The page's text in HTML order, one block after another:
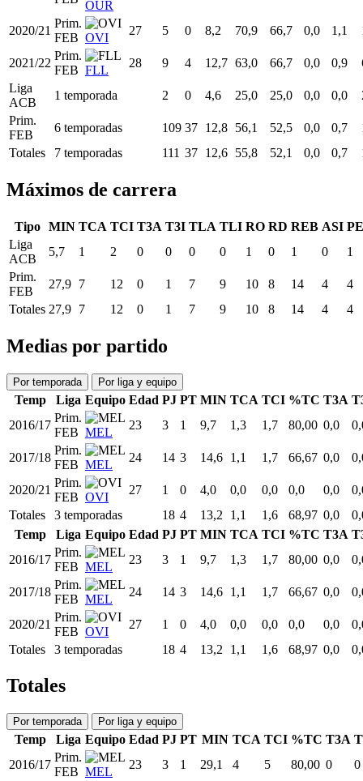
OUR
2020/21
Prim.
FEB OVI
27 5 0 8,2 70,9 66,7 0,0 1,1
2021/22
Prim.
FEB FLL
28 9 4 12,7 63,0 66,7 0,0 0,9
Liga
ACB
1 temporada 2 0 4,6 25,0 25,0 0,0 0,0
Prim.
FEB
6 temporadas 109 37 12,8 56,1 52,5 0,0 0,7
Totales
7 temporadas 111 37 12,6 55,8 52,1 0,0 0,7
Máximos de carrera
Tipo MIN TCA TCI T3A T3I TLA TLI RO RD REB ASI
Liga
ACB
5,7 1 2 0 0 0 0 1 0 1 0
1
Prim.
FEB
27,9 7 12 0 1 7 9 10 8 14 4
4
Totales 27,9 7 12 0 1 7 9 10 8 14 4 4
Medias por partido
Por temporada Por liga y equipo
Temp Liga Equipo Edad PJ PT MIN TCA TCI %TC T3A
2016/17
Prim.
FEB MEL
23 3 1 9,7 1,3 1,7 80,00 0,0
2017/18
Prim.
FEB MEL
24 14 3 14,6 1,1 1,7 66,67 0,0
2020/21
Prim.
FEB OVI
27 1 0 4,0 0,0 0,0 0,0 0,0
Totales
3 temporadas 18 4 13,2 1,1 1,6 68,97 0,0
Temp
Liga Equipo Edad PJ PT MIN TCA TCI %TC T3A
2016/17
Prim.
FEB MEL
23 3 1 9,7 1,3 1,7 80,00 0,0
2017/18
Prim.
FEB MEL
24 14 3 14,6 1,1 1,7 66,67 0,0
2020/21
Prim.
FEB OVI
27 1 0 4,0 0,0 0,0 0,0 0,0
Totales
3 temporadas 18 4 13,2 1,1 1,6 68,97 0,0
Totales
Por temporada Por liga y equipo
Temp Liga Equipo Edad PJ PT MIN TCA TCI %TC T3A
2016/17
Prim.
FEB MEL
23 3 1 29,1 4 5 80,00 0 0